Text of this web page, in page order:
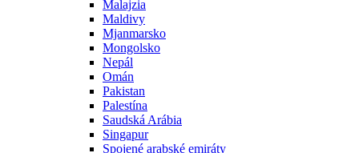
Malajzia
Maldivy
Mjanmarsko
Mongolsko
Nepál
Omán
Pakistan
Palestína
Saudská Arábia
Singapur
Spojené arabské emiráty